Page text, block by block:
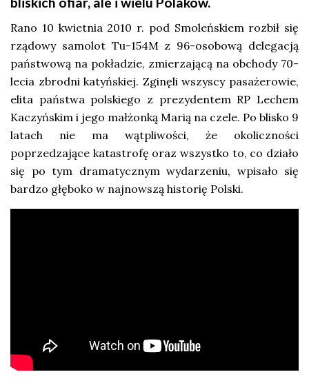
Rano 10 kwietnia 2010 r. pod Smoleńskiem rozbił się
rządowy samolot Tu-154M z 96-osobową delegacją
państwową na pokładzie, zmierzającą na obchody 70-
lecia zbrodni katyńskiej. Zginęli wszyscy pasażerowie,
elita państwa polskiego z prezydentem RP Lechem
Kaczyńskim i jego małżonką Marią na czele. Po blisko 9
latach nie ma wątpliwości, że okoliczności
poprzedzające katastrofę oraz wszystko to, co działo
się po tym dramatycznym wydarzeniu, wpisało się
bardzo głęboko w najnowszą historię Polski.